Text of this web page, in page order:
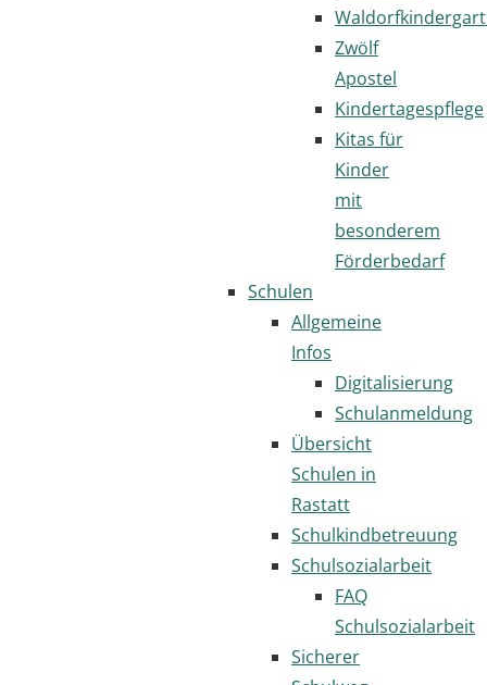
Zwölf
Apostel
Kindertagespflege
Kitas für
Kinder
mit
besonderem
Förderbedarf
Schulen
Allgemeine
Infos
Digitalisierung
Schulanmeldung
Übersicht
Schulen in
Rastatt
Schulkindbetreuung
Schulsozialarbeit
FAQ
Schulsozialarbeit
Sicherer